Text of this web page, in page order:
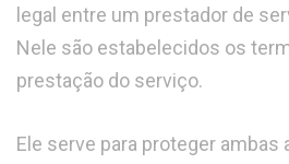
legal entre um prestador de
Nele são estabelecidos os
prestação do serviço.
Ele serve para proteger ambas